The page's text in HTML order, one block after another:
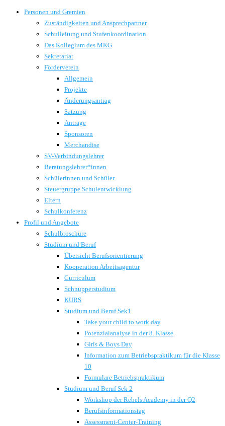
Personen und Gremien
Zuständigkeiten und Ansprechpartner
Schulleitung und Stufenkoordination
Das Kollegium des MKG
Sekretariat
Förderverein
Allgemein
Projekte
Änderungsantrag
Satzung
Anträge
Sponsoren
Merchandise
SV-Verbindungslehrer
Beratungslehrer*innen
Schülerinnen und Schüler
Steuergruppe Schulentwicklung
Eltern
Schulkonferenz
Profil und Angebote
Schulbroschüre
Studium und Beruf
Übersicht Berufsorientierung
Kooperation Arbeitsagentur
Curriculum
Schnupperstudium
KURS
Studium und Beruf Sek1
Take your child to work day
Potenzialanalyse in der 8. Klasse
Girls & Boys Day
Information zum Betriebspraktikum für die Klasse
10
Formulare Betriebspraktikum
Studium und Beruf Sek 2
Workshop der Rebels Academy in der Q2
Berufsinformationstag
Assessment-Center-Training